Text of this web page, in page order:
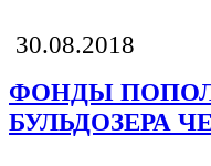
30.08.2018
ФОНДЫ
БУЛЬДОЗЕРА